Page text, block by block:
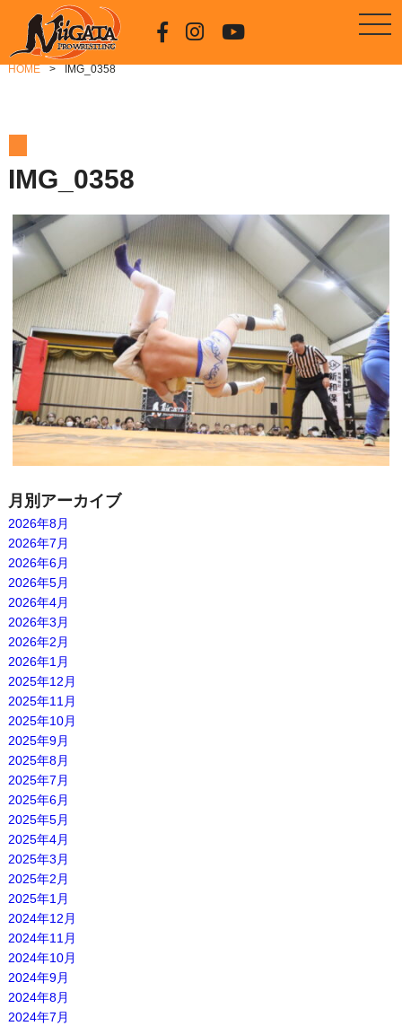
HOME IMG_0358
IMG_0358
月別アーカイブ
2026年8月
2026年7月
2026年6月
2026年5月
2026年4月
2026年3月
2026年2月
2026年1月
2025年12月
2025年11月
2025年10月
2025年9月
2025年8月
2025年7月
2025年6月
2025年5月
2025年4月
2025年3月
2025年2月
2025年1月
2024年12月
2024年11月
2024年10月
2024年9月
2024年8月
2024年7月